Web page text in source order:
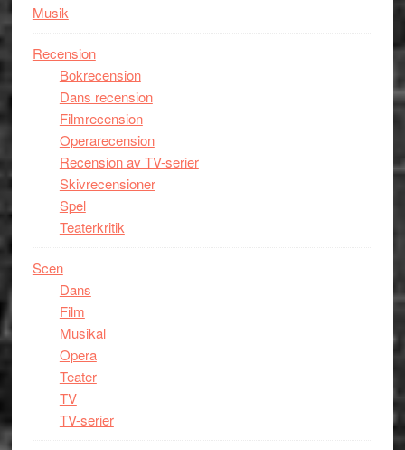
Musik
Recension
Bokrecension
Dans recension
Filmrecension
Operarecension
Recension av TV-serier
Skivrecensioner
Spel
Teaterkritik
Scen
Dans
Film
Musikal
Opera
Teater
TV
TV-serier